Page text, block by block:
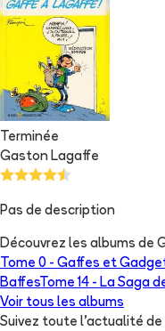
Terminée
Gaston Lagaffe
Pas de description
Découvrez les albums de
Tome 0 - Gaffes et
BaffesTome 14 - La Saga
Voir tous les albums
Suivez toute l'actualité de